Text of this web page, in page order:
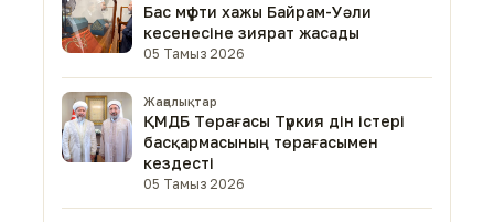
Бас мүфти хажы Байрам-Уәли
кесенесіне зиярат жасады
05 Тамыз 2026
Жаңалықтар
ҚМДБ Төрағасы Түркия дін істері
басқармасының төрағасымен
кездесті
05 Тамыз 2026